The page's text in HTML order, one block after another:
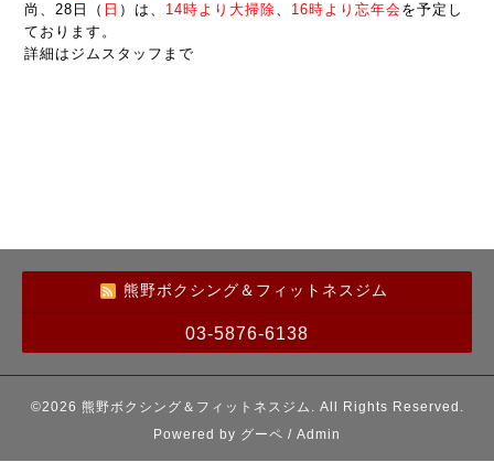
尚、28日（ 日 ）は、 14時より大掃除、 16時より忘年会を予定し
ております。
詳細はジムスタッフまで
熊野ボクシング＆フィットネスジム
03-5876-6138
©2026 熊野ボクシング＆フィットネスジム . All Rights Reserved.
Powered by グーペ / Admin